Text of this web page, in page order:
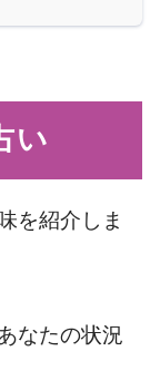
い
を紹介しま
なたの状況